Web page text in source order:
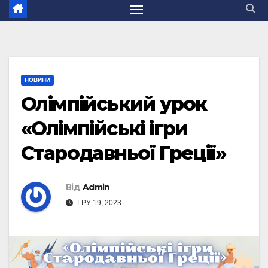
НОВИНИ
Олімпійський урок
«Олімпійські ігри
Стародавньої Греції»
Від Admin
ГРУ 19, 2023